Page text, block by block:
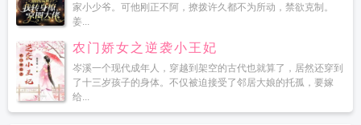
家小少爷。可他刚正不阿，撩拨许久都不为所动，禁欲克制。
姜...
农门娇女之逆袭小王妃
岑溪一个现代成年人，穿越到架空的古代也就算了，居然还穿到
了十三岁孩子的身体。不仅被迫接受了邻居大娘的托孤，要嫁
给...